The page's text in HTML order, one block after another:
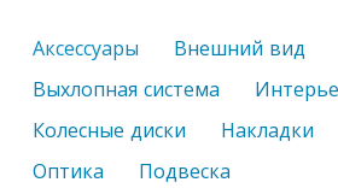
Аксессуары
Внешний вид
Выхлопная система
Колесные диски
Накладки
Оптика
Подвеска